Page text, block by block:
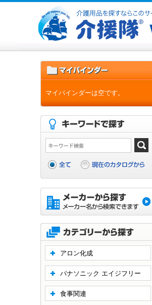
マイバインダーは空です。
アロン化成
パナソニック エイジフリー
食事関連